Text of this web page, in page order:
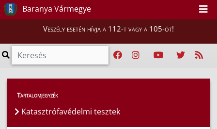
Baranya Vármegye
Veszély esetén hívja a 112-t vagy a 105-öt!
Lakosság >
Tartalomjegyzék
Katasztrófavédelmi tesztek